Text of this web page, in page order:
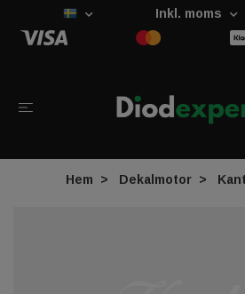
Inkl. moms
Hem Dekalmotor